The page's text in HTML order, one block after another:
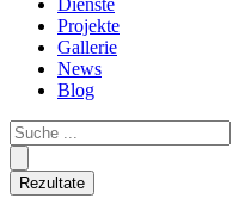
Dienste
Projekte
Gallerie
News
Blog
Rezultate